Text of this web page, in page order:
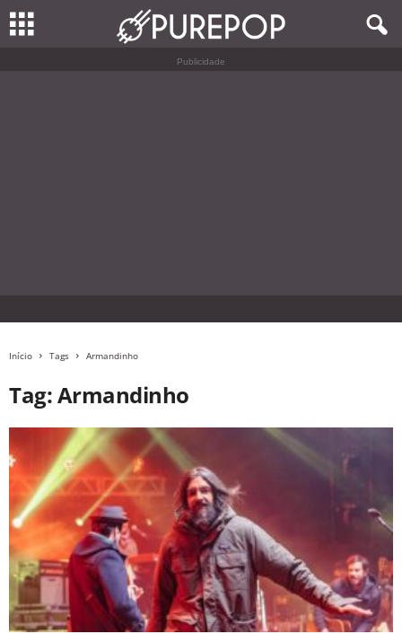
Publicidade
Início Tags Armandinho
Tag: Armandinho